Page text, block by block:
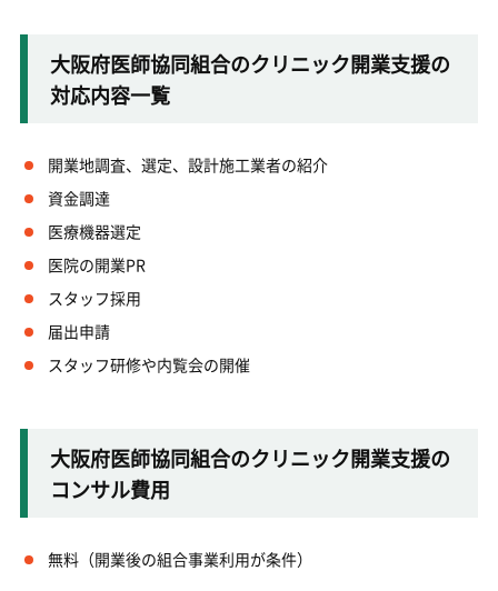
大阪府医師協同組合のクリニック開業支援の
対応内容一覧
開業地調査、選定、設計施工業者の紹介
資金調達
医療機器選定
医院の開業PR
スタッフ採用
届出申請
スタッフ研修や内覧会の開催
大阪府医師協同組合のクリニック開業支援の
コンサル費用
無料（開業後の組合事業利用が条件）